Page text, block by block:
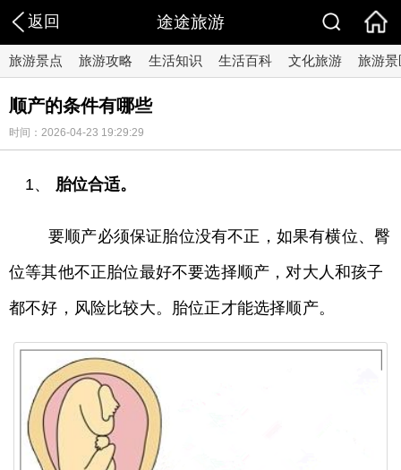
返回 途途旅游
旅游景点 旅游攻略 生活知识 生活百科 文化旅游 旅游景
顺产的条件有哪些
时间：2026-04-23 19:29:29
1、 胎位合适。
要顺产必须保证胎位没有不正，如果有横位、臀
位等其他不正胎位最好不要选择顺产，对大人和孩子
都不好，风险比较大。胎位正才能选择顺产。